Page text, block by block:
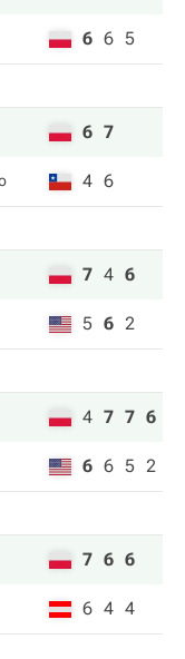
6 6 5
6 7
4 6
7 4 6
5 6 2
4 7 7 6
6 6 5 2
7 6 6
6 4 4